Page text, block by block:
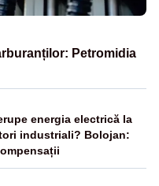
Petromidia
energia electrică la
industriali? Bolojan: